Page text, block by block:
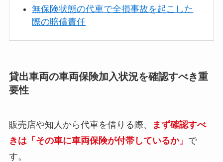
無保険状態の代車で全損事故を起こした
際の賠償責任
貸出車両の車両保険加入状況を確認すべき重
要性
販売店や知人から代車を借りる際、
まず確認すべ
きは「その車に車両保険が付帯しているか」 で
す。